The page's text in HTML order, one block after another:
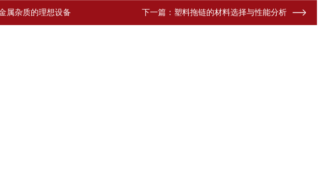
属杂质的理想设备 下一篇： 塑料拖链的材料选择与性能分析